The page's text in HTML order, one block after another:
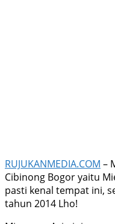
RUJUKANMEDIA.COM –
Cibinong Bogor yaitu
pasti kenal tempat ini,
tahun 2014 Lho!